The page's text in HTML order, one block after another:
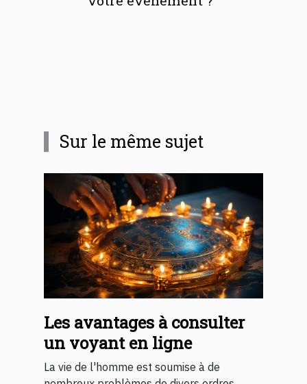
Sur le même sujet
Les avantages à consulter
un voyant en ligne
La vie de l'homme est soumise à de